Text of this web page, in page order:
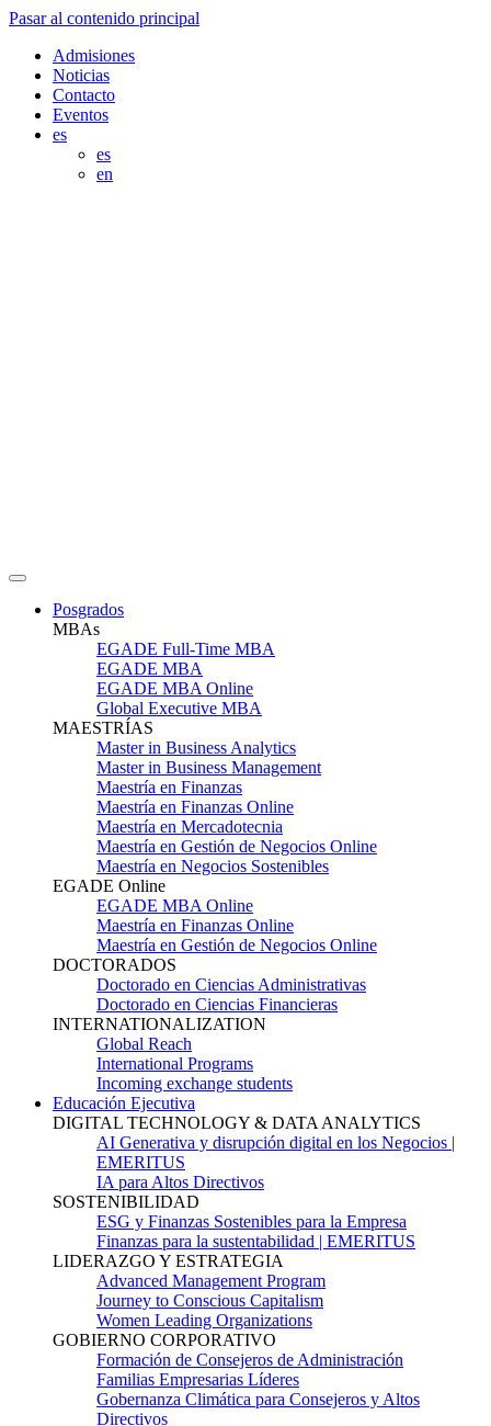
Pasar al contenido principal
Admisiones
Noticias
Contacto
Eventos
es
es
en
Posgrados
MBAs
EGADE Full-Time MBA
EGADE MBA
EGADE MBA Online
Global Executive MBA
MAESTRÍAS
Master in Business Analytics
Master in Business Management
Maestría en Finanzas
Maestría en Finanzas Online
Maestría en Mercadotecnia
Maestría en Gestión de Negocios Online
Maestría en Negocios Sostenibles
EGADE Online
EGADE MBA Online
Maestría en Finanzas Online
Maestría en Gestión de Negocios Online
DOCTORADOS
Doctorado en Ciencias Administrativas
Doctorado en Ciencias Financieras
INTERNATIONALIZATION
Global Reach
International Programs
Incoming exchange students
Educación Ejecutiva
DIGITAL TECHNOLOGY & DATA ANALYTICS
AI Generativa y disrupción digital en los Negocios |
EMERITUS
IA para Altos Directivos
SOSTENIBILIDAD
ESG y Finanzas Sostenibles para la Empresa
Finanzas para la sustentabilidad | EMERITUS
LIDERAZGO Y ESTRATEGIA
Advanced Management Program
Journey to Conscious Capitalism
Women Leading Organizations
GOBIERNO CORPORATIVO
Formación de Consejeros de Administración
Familias Empresarias Líderes
Gobernanza Climática para Consejeros y Altos
Directivos